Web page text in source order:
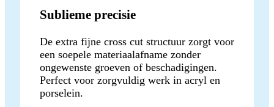
Sublieme precisie
De extra fijne cross cut structuur zorgt voor
een soepele materiaalafname zonder
ongewenste groeven of beschadigingen.
Perfect voor zorgvuldig werk in acryl en
porselein.